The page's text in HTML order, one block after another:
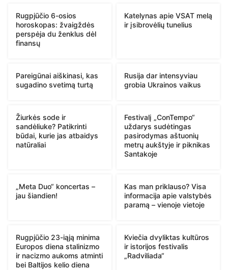
Rugpjūčio 6-osios
horoskopas: žvaigždės
perspėja du ženklus dėl
finansų
Katelynas apie VSAT melą
ir įsibrovėlių tunelius
Pareigūnai aiškinasi, kas
sugadino svetimą turtą
Rusija dar intensyviau
grobia Ukrainos vaikus
Žiurkės sode ir
sandėliuke? Patikrinti
būdai, kurie jas atbaidys
natūraliai
Festivalį „ConTempo“
uždarys sudėtingas
pasirodymas aštuonių
metrų aukštyje ir piknikas
Santakoje
„Meta Duo“ koncertas –
jau šiandien!
Kas man priklauso? Visa
informacija apie valstybės
paramą – vienoje vietoje
Rugpjūčio 23-iąją minima
Europos diena stalinizmo
ir nacizmo aukoms atminti
bei Baltijos kelio diena
Kviečia dvyliktas kultūros
ir istorijos festivalis
„Radviliada“